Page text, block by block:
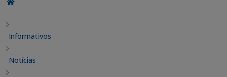
Informativos
Notícias